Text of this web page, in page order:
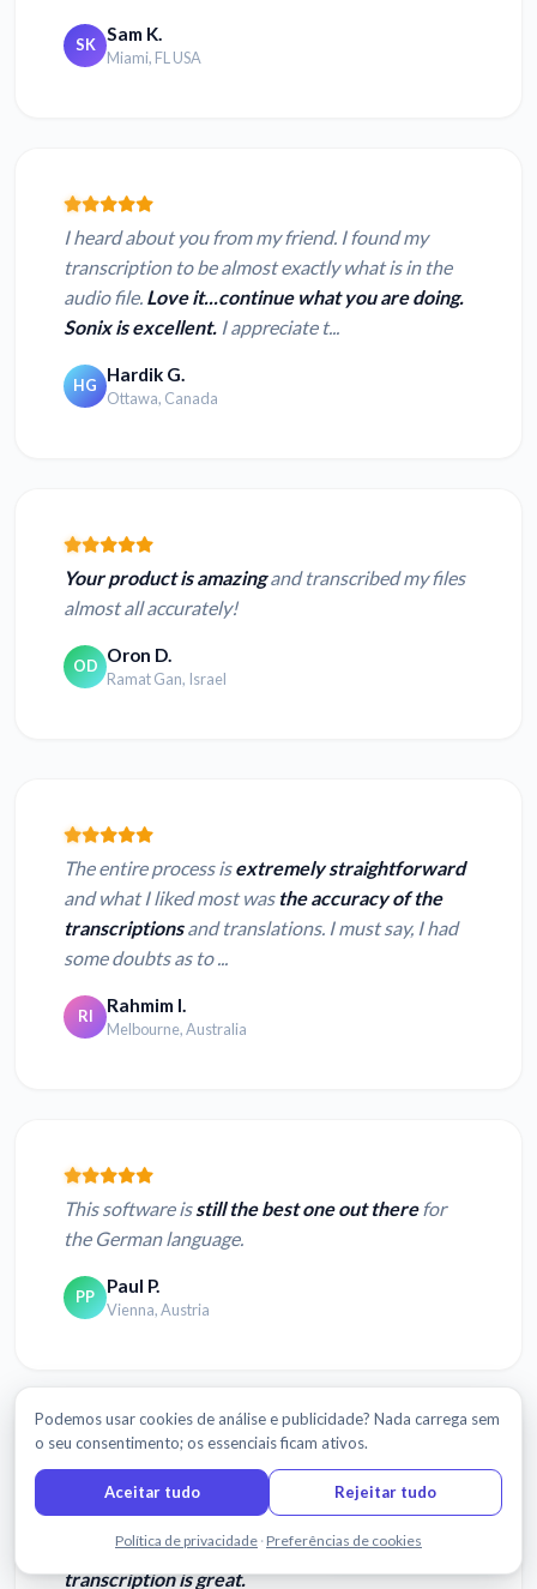
SK Sam K.
Miami, FL USA
I heard about you from my friend. I found my
transcription to be almost exactly what is in the
audio file. Love it...continue what you are doing.
Sonix is excellent. I appreciate t...
HG Hardik G.
Ottawa, Canada
Your product is amazingand transcribed my files
almost all accurately!
OD Oron D.
Ramat Gan, Israel
The entire process isextremely straightforward
and what I liked most was the accuracy of the
transcriptionsand translations. I must say, I had
some doubts as to ...
RI Rahmim I.
Melbourne, Australia
This software isstill the best one out therefor
the German language.
PP Paul P.
Vienna, Austria
I was cleaning up the transcription of the
recording of my Brazilian client. Sonix did a
surprisingly good job.Sonix's accuracy in
transcription is great.
Fale connosco
Podemos usar cookies de análise e publicidade? Nada carrega sem
o seu consentimento; os essenciais ficam ativos.
Aceitar tudo Rejeitar tudo
Política de privacidade · Preferências de cookies